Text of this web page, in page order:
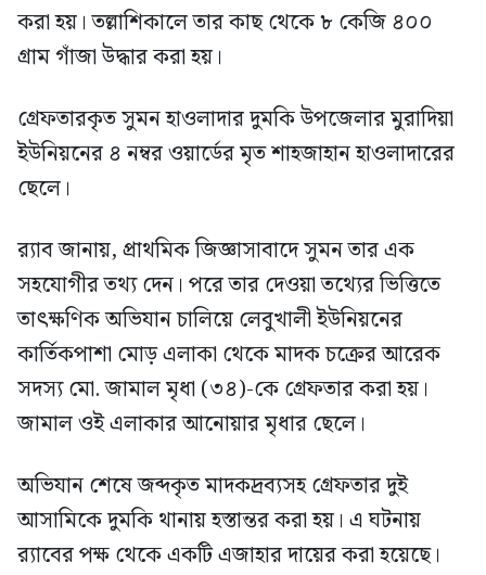
করা হয়। তল্লাশিকালে তার কাছ থেকে ৮ কেজি ৪০০
গ্রাম গাঁজা উদ্ধার করা হয়।
গ্রেফতারকৃত সুমন হাওলাদার দুমকি উপজেলার মুরাদিয়া
ইউনিয়নের ৪ নম্বর ওয়ার্ডের মৃত শাহজাহান হাওলাদারের
ছেলে।
র‍্যাব জানায়, প্রাথমিক জিজ্ঞাসাবাদে সুমন তার এক
সহযোগীর তথ্য দেন। পরে তার দেওয়া তথ্যের ভিত্তিতে
তাৎক্ষণিক অভিযান চালিয়ে লেবুখালী ইউনিয়নের
কার্তিকপাশা মোড় এলাকা থেকে মাদক চক্রের আরেক
সদস্য মো. জামাল মৃধা (৩৪)-কে গ্রেফতার করা হয়।
জামাল ওই এলাকার আনোয়ার মৃধার ছেলে।
অভিযান শেষে জব্দকৃত মাদকদ্রব্যসহ গ্রেফতার দুই
আসামিকে দুমকি থানায় হস্তান্তর করা হয়। এ ঘটনায়
র‍্যাবের পক্ষ থেকে একটি এজাহার দায়ের করা হয়েছে।